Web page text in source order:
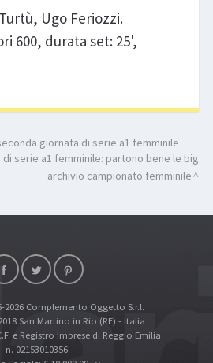
Ugo Feriozzi.
600, durata set: 25',
giornata di serie a1 femminile
serie a1 femminile: partono bene le big
archivio campionato femminile
2026 Complemento Oggetto S.r.l.
San Martino in Rio (RE) - Italia
e Registro Imprese di Reggio Emilia
n. 02153010356